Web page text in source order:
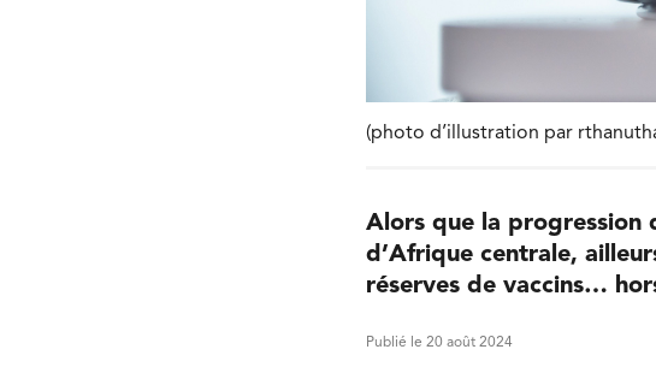
(photo d’illustration par
Alors que la progression
d’Afrique centrale,
réserves de vaccins…
Publié le 20 août 2024